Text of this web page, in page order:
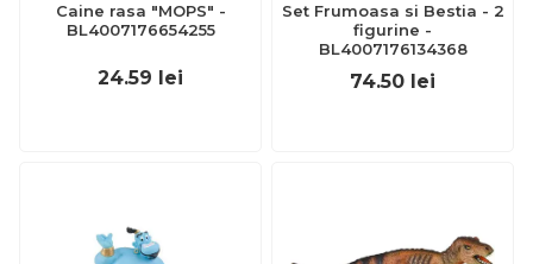
Caine rasa "MOPS" -
BL4007176654255
24.59 lei
Set Frumoasa si Bestia - 2
figurine -
BL4007176134368
74.50 lei